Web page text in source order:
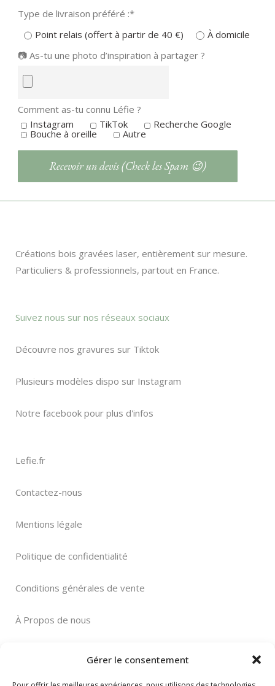
Gérer le consentement
Type de livraison préféré :*
Point relais (offert à partir de 40 €)
À domicile
📷 As-tu une photo d’inspiration à partager ?
Comment as-tu connu Léfie ?
Instagram
TikTok Recherche Google
Bouche à oreille Autre
Créations bois gravées laser, entièrement sur mesure.
Particuliers & professionnels, partout en France.
Suivez nous sur nos réseaux sociaux
Découvre nos gravures sur Tiktok
Plusieurs modèles dispo sur Instagram
Notre facebook pour plus d'infos
Lefie.fr
Contactez-nous
Mentions légale
Politique de confidentialité
Conditions générales de vente
À Propos de nous